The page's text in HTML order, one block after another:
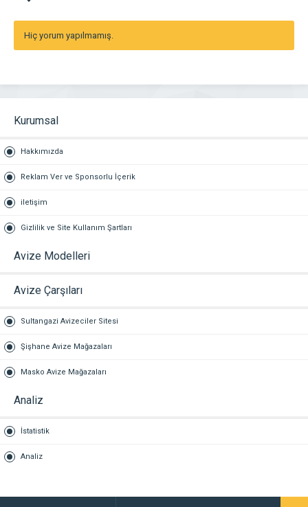
Hiç yorum yapılmamış.
Kurumsal
Hakkımızda
Reklam Ver ve Sponsorlu İçerik
iletişim
Gizlilik ve Site Kullanım Şartları
Avize Modelleri
Avize Çarşıları
Sultangazi Avizeciler Sitesi
Şişhane Avize Mağazaları
Masko Avize Mağazaları
Analiz
İstatistik
Analiz